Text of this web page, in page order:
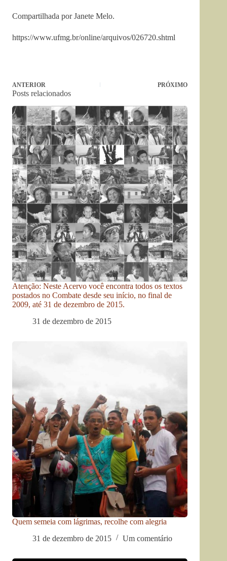
Compartilhada por Janete Melo.
https://www.ufmg.br/online/arquivos/026720.shtml
ANTERIOR PRÓXIMO
Posts relacionados
Atenção: Neste Acervo você encontra todos os textos
postados no Combate desde seu início, no final de
2009, até 31 de dezembro de 2015.
31 de dezembro de 2015
Quem semeia com lágrimas, recolhe com alegria
31 de dezembro de 2015
Um comentário